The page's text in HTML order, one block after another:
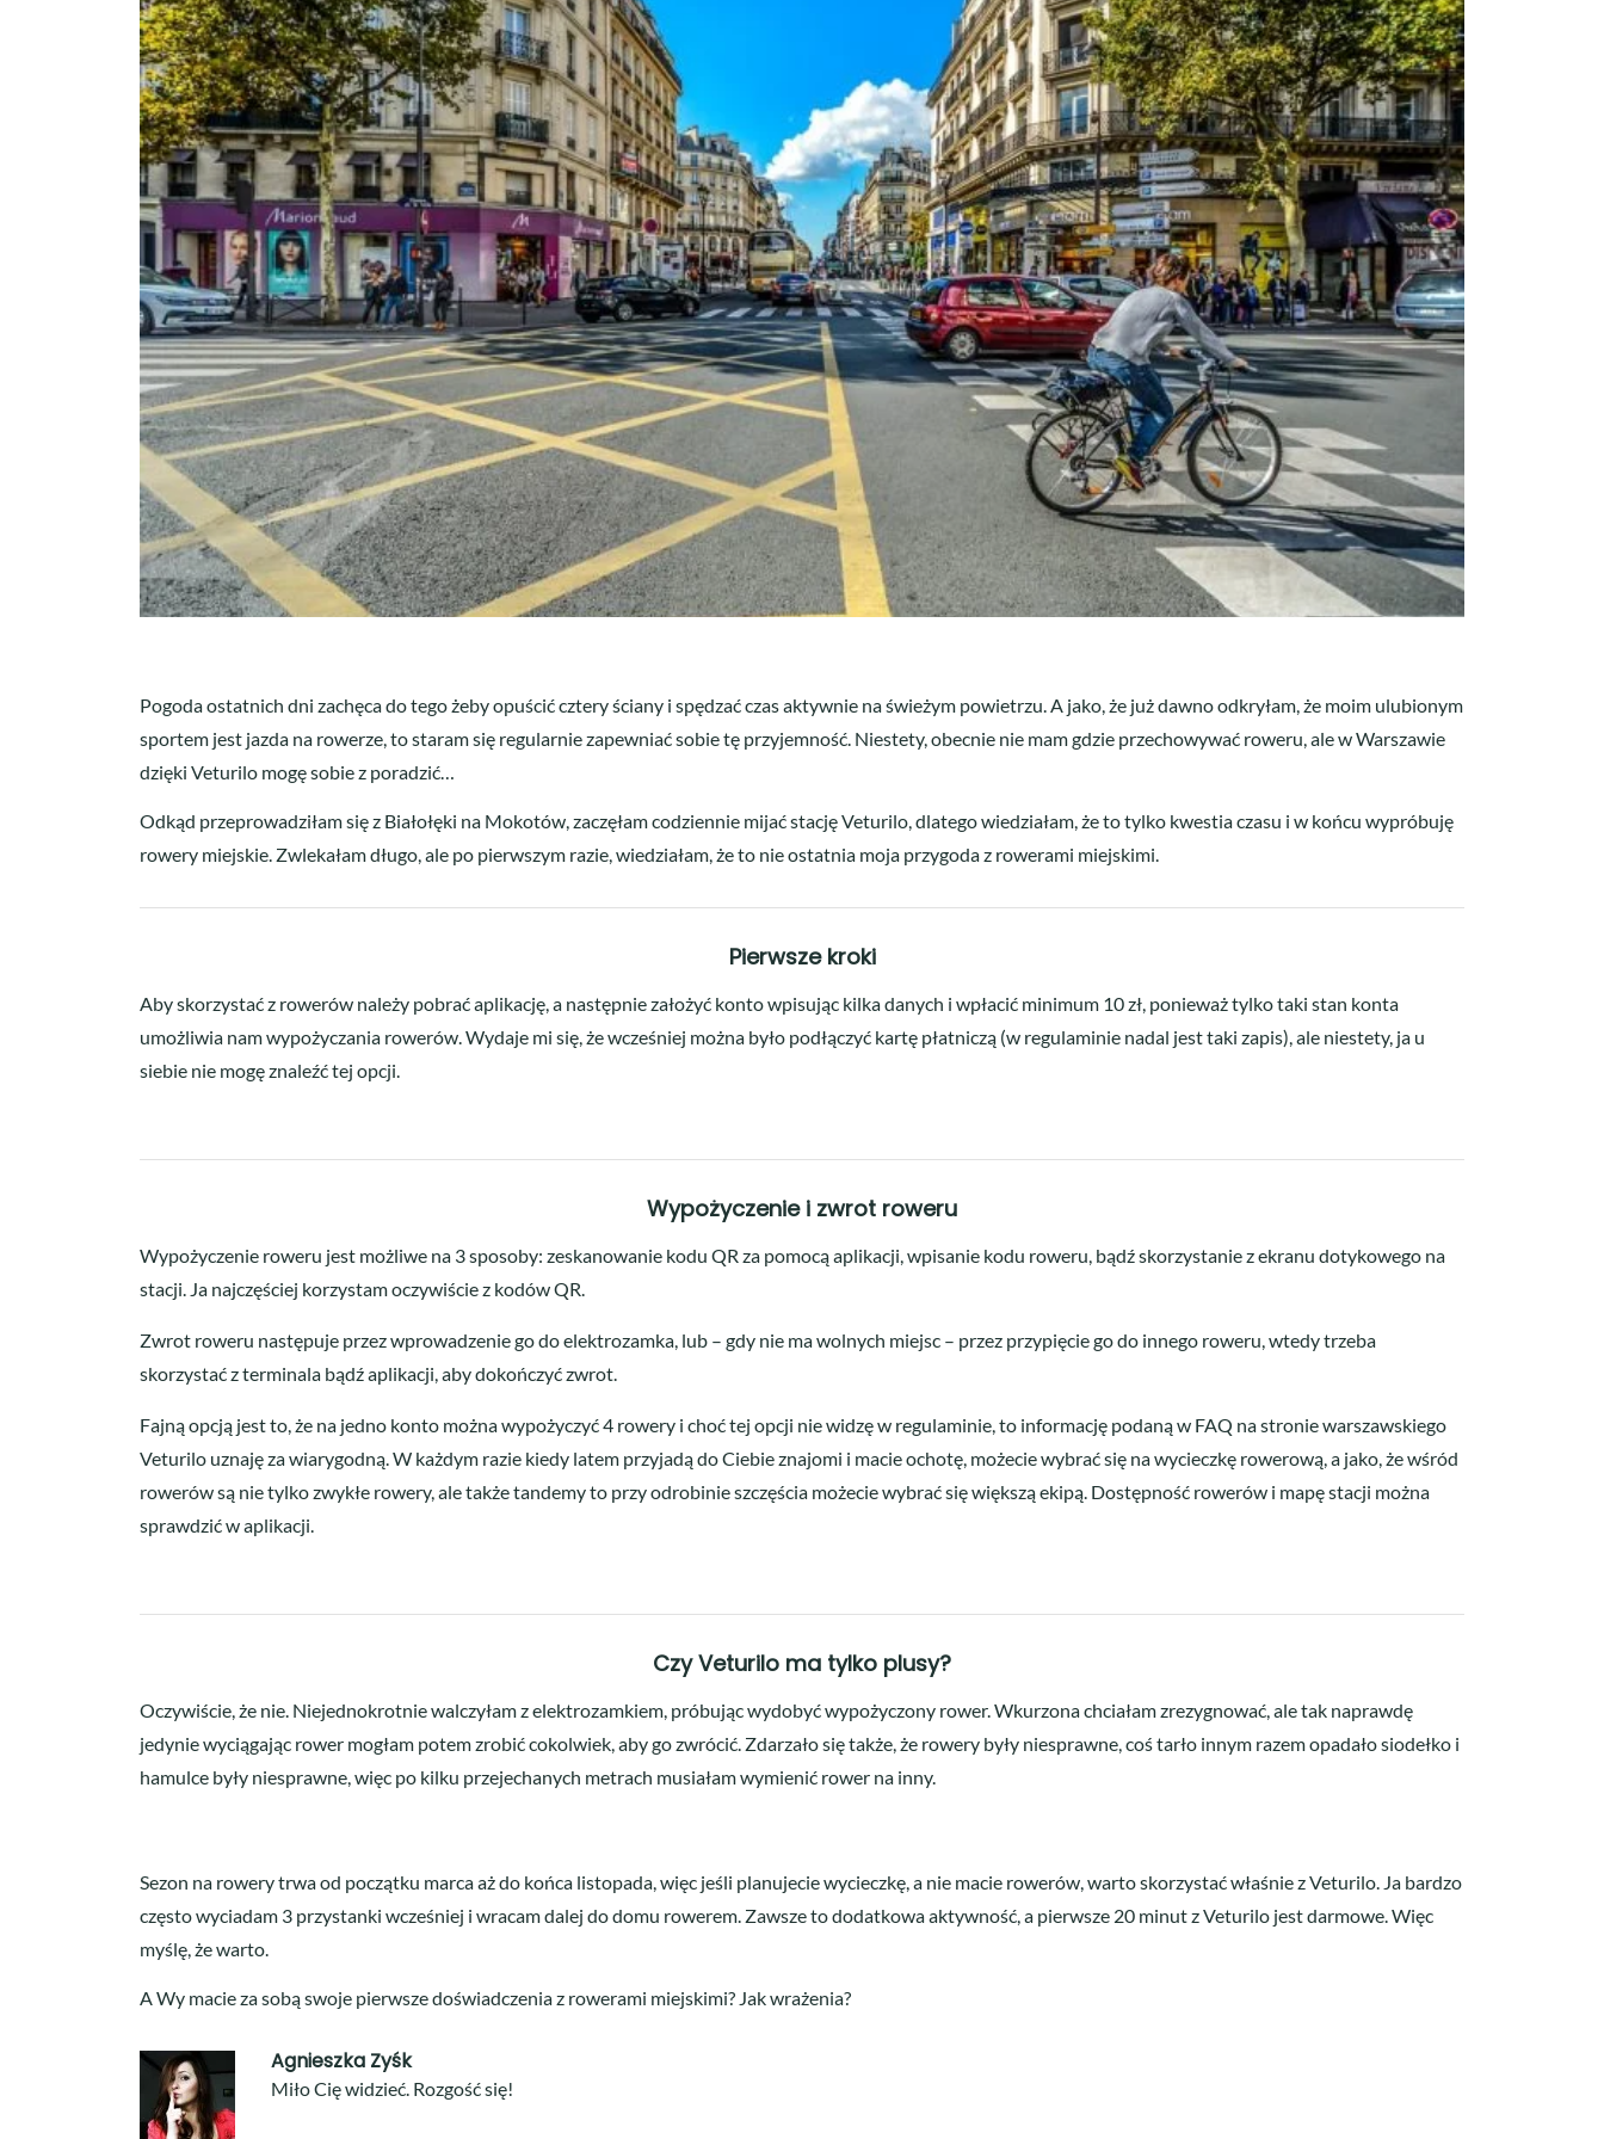
Pogoda ostatnich dni zachęca do tego żeby opuścić cztery ściany i spędzać czas aktywnie na świeżym powietrzu. A jako, że już dawno odkryłam, że moim ulubionym
sportem jest jazda na rowerze, to staram się regularnie zapewniać sobie tę przyjemność. Niestety, obecnie nie mam gdzie przechowywać roweru, ale w Warszawie
dzięki Veturilo mogę sobie z poradzić…
Odkąd przeprowadziłam się z Białołęki na Mokotów, zaczęłam codziennie mijać stację Veturilo, dlatego wiedziałam, że to tylko kwestia czasu i w końcu wypróbuję
rowery miejskie. Zwlekałam długo, ale po pierwszym razie, wiedziałam, że to nie ostatnia moja przygoda z rowerami miejskimi.
Pierwsze kroki
Aby skorzystać z rowerów należy pobrać aplikację, a następnie założyć konto wpisując kilka danych i wpłacić minimum 10 zł, ponieważ tylko taki stan konta
umożliwia nam wypożyczania rowerów. Wydaje mi się, że wcześniej można było podłączyć kartę płatniczą (w regulaminie nadal jest taki zapis), ale niestety, ja u
siebie nie mogę znaleźć tej opcji.
Wypożyczenie i zwrot roweru
Wypożyczenie roweru jest możliwe na 3 sposoby: zeskanowanie kodu QR za pomocą aplikacji, wpisanie kodu roweru, bądź skorzystanie z ekranu dotykowego na
stacji. Ja najczęściej korzystam oczywiście z kodów QR.
Zwrot roweru następuje przez wprowadzenie go do elektrozamka, lub – gdy nie ma wolnych miejsc – przez przypięcie go do innego roweru, wtedy trzeba
skorzystać z terminala bądź aplikacji, aby dokończyć zwrot.
Fajną opcją jest to, że na jedno konto można wypożyczyć 4 rowery i choć tej opcji nie widzę w regulaminie, to informację podaną w FAQ na stronie warszawskiego
Veturilo uznaję za wiarygodną. W każdym razie kiedy latem przyjadą do Ciebie znajomi i macie ochotę, możecie wybrać się na wycieczkę rowerową, a jako, że wśród
rowerów są nie tylko zwykłe rowery, ale także tandemy to przy odrobinie szczęścia możecie wybrać się większą ekipą. Dostępność rowerów i mapę stacji można
sprawdzić w aplikacji.
Czy Veturilo ma tylko plusy?
Oczywiście, że nie. Niejednokrotnie walczyłam z elektrozamkiem, próbując wydobyć wypożyczony rower. Wkurzona chciałam zrezygnować, ale tak naprawdę
jedynie wyciągając rower mogłam potem zrobić cokolwiek, aby go zwrócić. Zdarzało się także, że rowery były niesprawne, coś tarło innym razem opadało siodełko i
hamulce były niesprawne, więc po kilku przejechanych metrach musiałam wymienić rower na inny.
Sezon na rowery trwa od początku marca aż do końca listopada, więc jeśli planujecie wycieczkę, a nie macie rowerów, warto skorzystać właśnie z Veturilo. Ja bardzo
często wyciadam 3 przystanki wcześniej i wracam dalej do domu rowerem. Zawsze to dodatkowa aktywność, a pierwsze 20 minut z Veturilo jest darmowe. Więc
myślę, że warto.
A Wy macie za sobą swoje pierwsze doświadczenia z rowerami miejskimi? Jak wrażenia?
Agnieszka Zyśk
Miło Cię widzieć. Rozgość się!